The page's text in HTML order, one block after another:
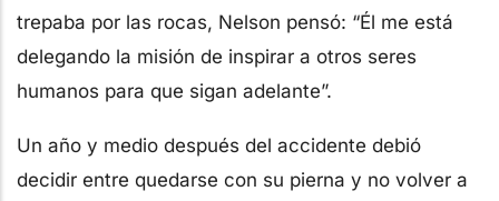
trepaba por las rocas, Nelson pensó: “Él me está
delegando la misión de inspirar a otros seres
humanos para que sigan adelante”.
Un año y medio después del accidente debió
decidir entre quedarse con su pierna y no volver a